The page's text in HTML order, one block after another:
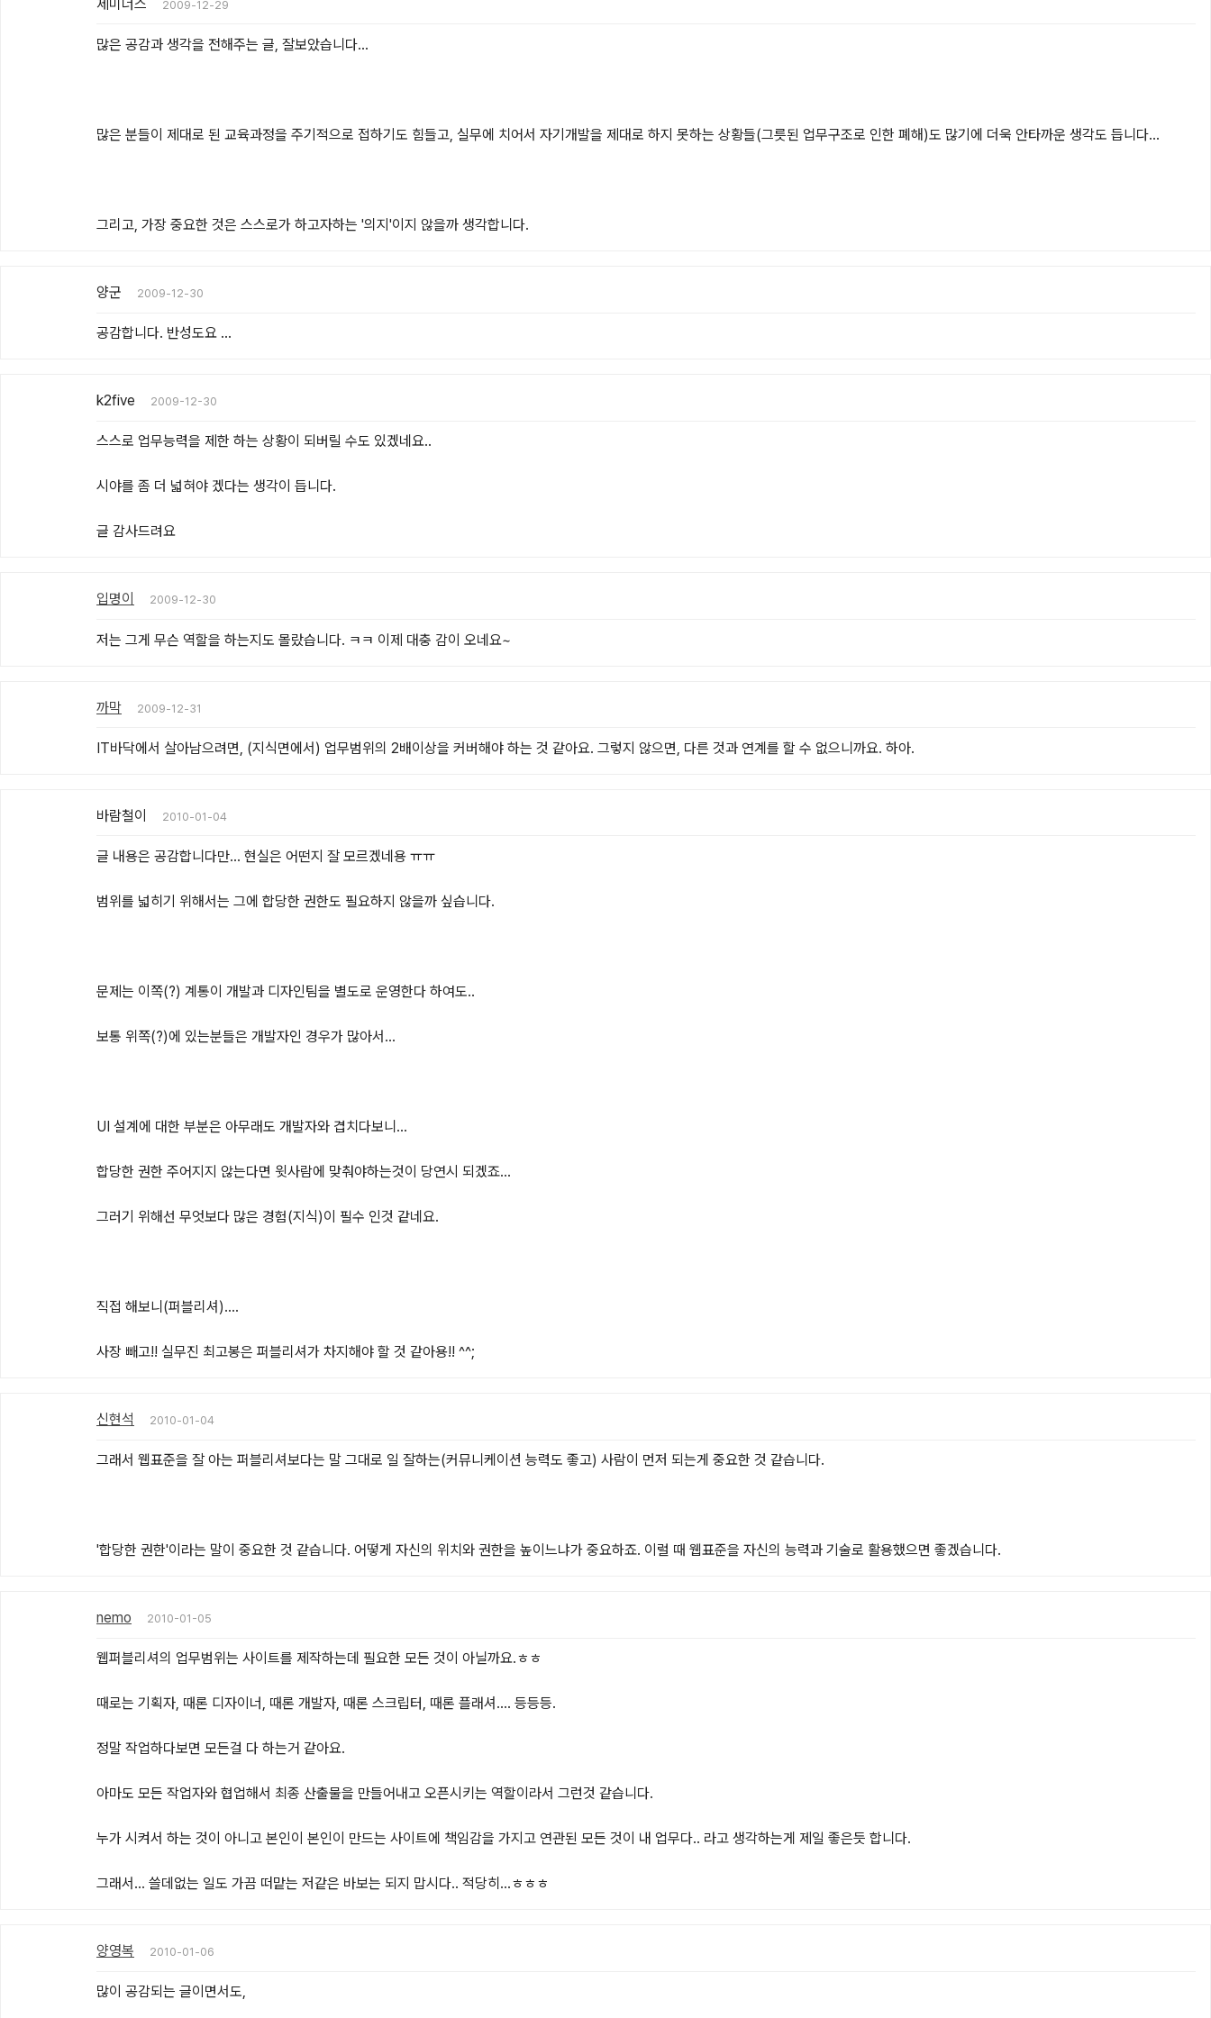
제미너스 2009-12-29
많은 공감과 생각을 전해주는 글, 잘보았습니다...
많은 분들이 제대로 된 교육과정을 주기적으로 접하기도 힘들고, 실무에 치어서 자기개발을 제대로 하지 못하는 상황들(그릇된 업무구조로 인한 폐해)도 많기에 더욱 안타까운 생각도 듭니다...
그리고, 가장 중요한 것은 스스로가 하고자하는 '의지'이지 않을까 생각합니다.
양군 2009-12-30
공감합니다. 반성도요 ...
k2five 2009-12-30
스스로 업무능력을 제한 하는 상황이 되버릴 수도 있겠네요..
시야를 좀 더 넓혀야 겠다는 생각이 듭니다.
글 감사드려요
입명이 2009-12-30
저는 그게 무슨 역할을 하는지도 몰랐습니다. ㅋㅋ 이제 대충 감이 오네요~
까막 2009-12-31
IT바닥에서 살아남으려면, (지식면에서) 업무범위의 2배이상을 커버해야 하는 것 같아요. 그렇지 않으면, 다른 것과 연계를 할 수 없으니까요. 하아.
바람철이 2010-01-04
글 내용은 공감합니다만... 현실은 어떤지 잘 모르겠네용 ㅠㅠ
범위를 넓히기 위해서는 그에 합당한 권한도 필요하지 않을까 싶습니다.
문제는 이쪽(?) 계통이 개발과 디자인팀을 별도로 운영한다 하여도..
보통 위쪽(?)에 있는분들은 개발자인 경우가 많아서...
UI 설계에 대한 부분은 아무래도 개발자와 겹치다보니...
합당한 권한 주어지지 않는다면 윗사람에 맞춰야하는것이 당연시 되겠죠...
그러기 위해선 무엇보다 많은 경험(지식)이 필수 인것 같네요.
직접 해보니(퍼블리셔)....
사장 빼고!! 실무진 최고봉은 퍼블리셔가 차지해야 할 것 같아용!! ^^;
신현석 2010-01-04
그래서 웹표준을 잘 아는 퍼블리셔보다는 말 그대로 일 잘하는(커뮤니케이션 능력도 좋고) 사람이 먼저 되는게 중요한 것 같습니다.
'합당한 권한'이라는 말이 중요한 것 같습니다. 어떻게 자신의 위치와 권한을 높이느냐가 중요하죠. 이럴 때 웹표준을 자신의 능력과 기술로 활용했으면 좋겠습니다.
nemo 2010-01-05
웹퍼블리셔의 업무범위는 사이트를 제작하는데 필요한 모든 것이 아닐까요.ㅎㅎ
때로는 기획자, 때론 디자이너, 때론 개발자, 때론 스크립터, 때론 플래셔.... 등등등.
정말 작업하다보면 모든걸 다 하는거 같아요.
아마도 모든 작업자와 협업해서 최종 산출물을 만들어내고 오픈시키는 역할이라서 그런것 같습니다.
누가 시켜서 하는 것이 아니고 본인이 본인이 만드는 사이트에 책임감을 가지고 연관된 모든 것이 내 업무다.. 라고 생각하는게 제일 좋은듯 합니다.
그래서... 쓸데없는 일도 가끔 떠맡는 저같은 바보는 되지 맙시다.. 적당히...ㅎㅎㅎ
양영복 2010-01-06
많이 공감되는 글이면서도,